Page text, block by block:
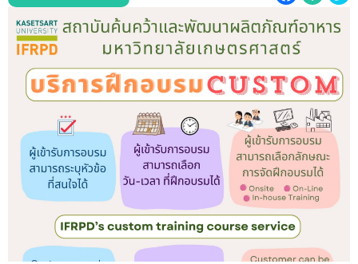
ระบบสารสนเทศ (ใน)
ติดต่อเรา
สายตรงผู้บริหาร